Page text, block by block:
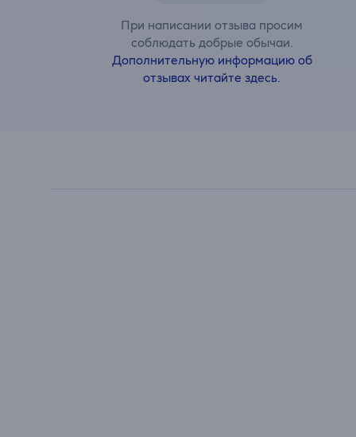
При написании отзыва просим
соблюдать добрые обычаи.
Дополнительную информацию об
отзывах читайте здесь.